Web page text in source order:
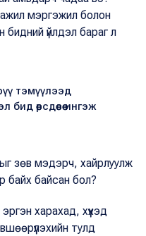
мэргэжил болон
үйлдэл бараг л
тэмүүлээд
өөрсдөөсөө ингэж
зөв мэдэрч, хайрлуулж
байх байсан бол?
харахад, хүүхэд
тулд